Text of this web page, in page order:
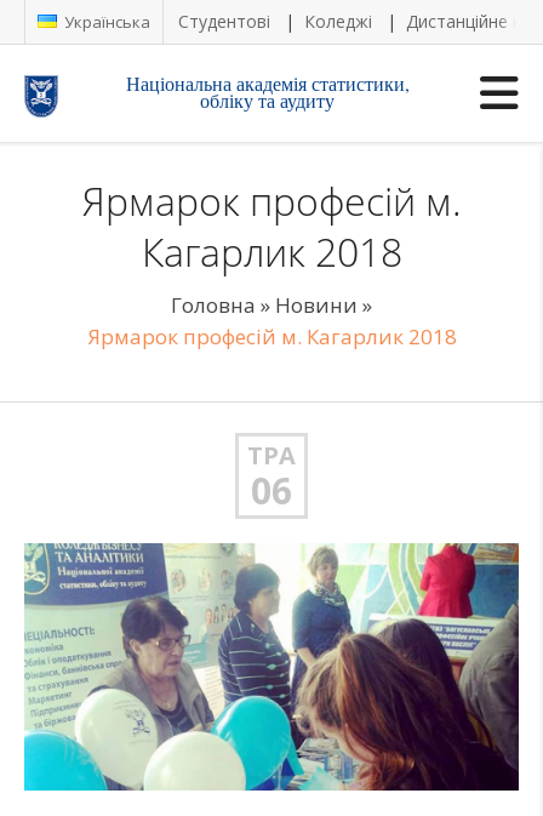
Українська Студентові Коледжі Дистанційне
Національна академія статистики,
обліку та аудиту
Ярмарок професій м.
Кагарлик 2018
Головна » Новини »
Ярмарок професій м. Кагарлик 2018
ТРА
06